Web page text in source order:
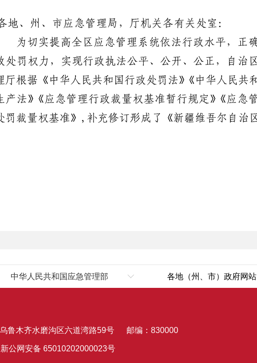
中华人民共和国应急管理部 各地（州、市）政府网站
鲁木齐水磨沟区六道湾路59号 邮编：830000
新公网安备 65010202000023号